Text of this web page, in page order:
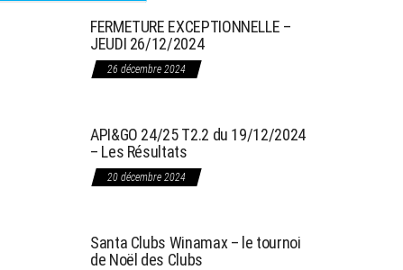
FERMETURE EXCEPTIONNELLE –
JEUDI 26/12/2024
26 décembre 2024
API&GO 24/25 T2.2 du 19/12/2024
– Les Résultats
20 décembre 2024
Santa Clubs Winamax – le tournoi
de Noël des Clubs